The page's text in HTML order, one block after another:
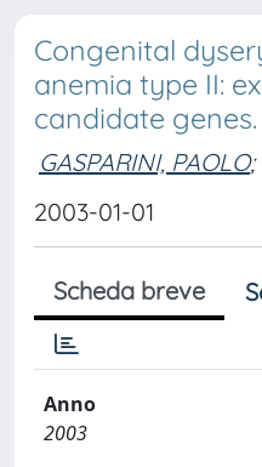
Congenital
anemia type II:
candidate genes.
GASPARINI, PAOLO;
2003-01-01
Scheda breve
Anno
2003